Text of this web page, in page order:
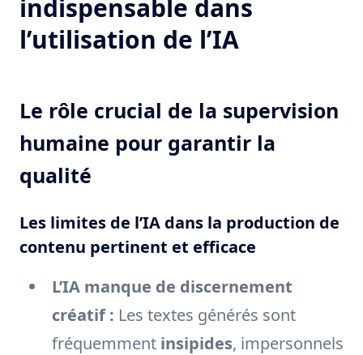
indispensable dans
l’utilisation de l’IA
Le rôle crucial de la supervision
humaine pour garantir la
qualité
Les limites de l’IA dans la production de
contenu pertinent et efficace
L’IA manque de discernement
créatif : Les textes générés sont
fréquemment insipides, impersonnels